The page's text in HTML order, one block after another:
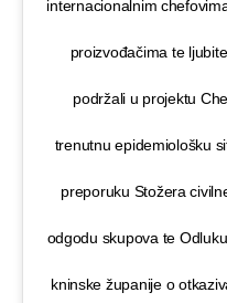
internacionalnim
proizvođačima te
podržali u projektu
trenutnu epidemiološku
preporuku Stožera
odgodu skupova te
kninske županije o